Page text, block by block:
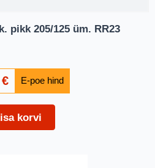
pikk 205/125 üm. RR23
€
korvi